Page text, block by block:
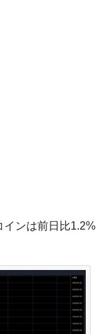
インは前日比1.2%